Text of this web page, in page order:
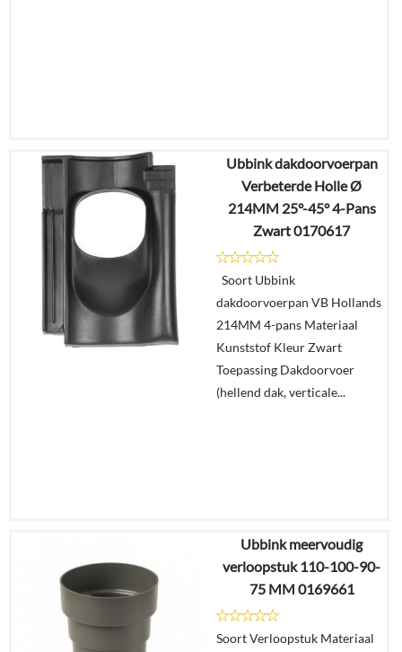
€14,85
€8,69
winkelmand
Ubbink dakdoorvoerpan
Verbeterde Holle Ø
214MM 25°-45° 4-Pans
Zwart 0170617
Soort Ubbink
dakdoorvoerpan VB Hollands
214MM 4-pans Materiaal
Kunststof Kleur Zwart
Toepassing Dakdoorvoer
(hellend dak, verticale...
€59,41
€49,91
Ubbink meervoudig
verloopstuk 110-100-90-
75 MM 0169661
Soort Verloopstuk Materiaal